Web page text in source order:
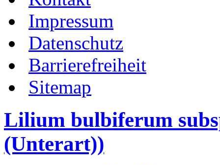
Impressum
Datenschutz
Barrierefreiheit
Sitemap
Lilium bulbiferum
(Unterart))